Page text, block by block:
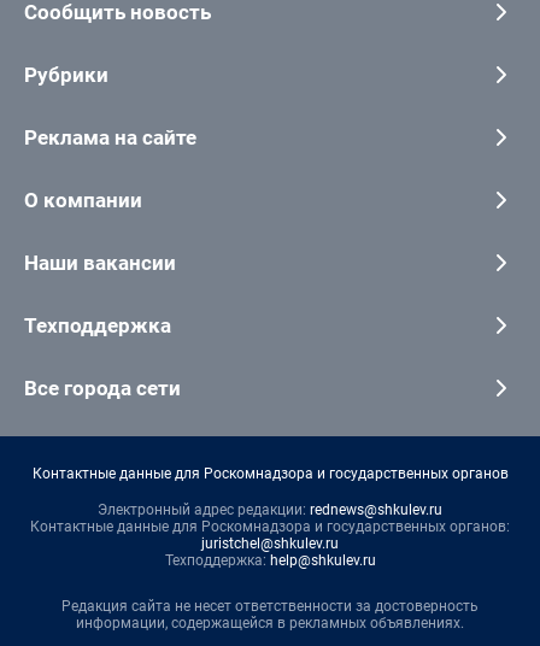
Сообщить новость
Рубрики
Реклама на сайте
О компании
Наши вакансии
Техподдержка
Все города сети
Контактные данные для Роскомнадзора и государственных органов
Электронный адрес редакции: rednews@shkulev.ru
Контактные данные для Роскомнадзора и государственных органов:
juristchel@shkulev.ru
Техподдержка: help@shkulev.ru
Редакция сайта не несет ответственности за достоверность
информации, содержащейся в рекламных объявлениях.